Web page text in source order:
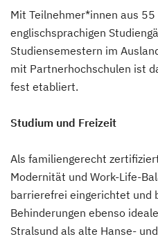
Mit Teilnehmer*innen aus
englischsprachigen
Studiensemestern im
mit Partnerhochschulen ist
fest etabliert.
Studium und Freizeit
Als familiengerecht
Modernität und Work-Life-
barrierefrei eingerichtet und
Behinderungen ebenso
Stralsund als alte Hanse-